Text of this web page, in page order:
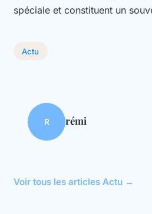
spéciale et constituent un
Actu
R rémi
Voir tous les articles Actu →